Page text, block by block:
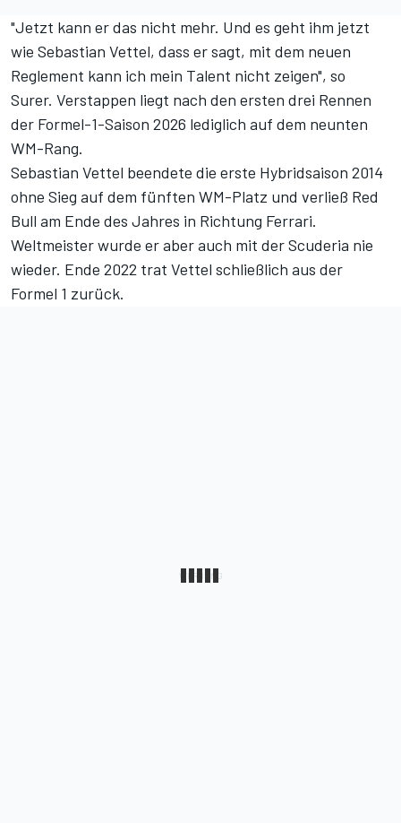
"Jetzt kann er das nicht mehr. Und es geht ihm jetzt
wie Sebastian Vettel, dass er sagt, mit dem neuen
Reglement kann ich mein Talent nicht zeigen", so
Surer. Verstappen liegt nach den ersten drei Rennen
der Formel-1-Saison 2026 lediglich auf dem neunten
WM-Rang.
Sebastian Vettel beendete die erste Hybridsaison 2014
ohne Sieg auf dem fünften WM-Platz und verließ Red
Bull am Ende des Jahres in Richtung Ferrari.
Weltmeister wurde er aber auch mit der Scuderia nie
wieder. Ende 2022 trat Vettel schließlich aus der
Formel 1 zurück.